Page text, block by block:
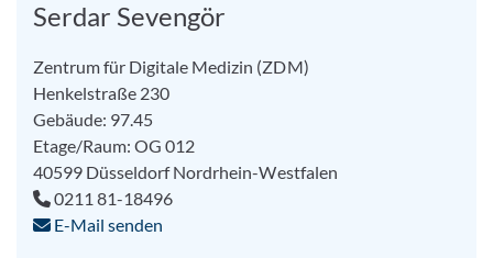
Serdar Sevengör
Zentrum für Digitale Medizin (ZDM)
Henkelstraße 230
Gebäude: 97.45
Etage/Raum: OG 012
40599 DüsseldorfNordrhein-Westfalen
0211 81-18496
E-Mail senden